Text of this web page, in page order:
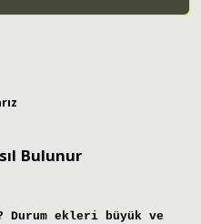
Bulunur
ekleri büyük ve